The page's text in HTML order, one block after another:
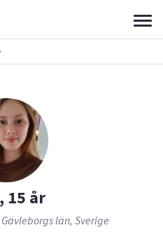
15 år
län, Sverige